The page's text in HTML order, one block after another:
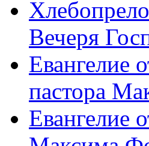
Вечеря
Евангелие
пастора
Евангелие